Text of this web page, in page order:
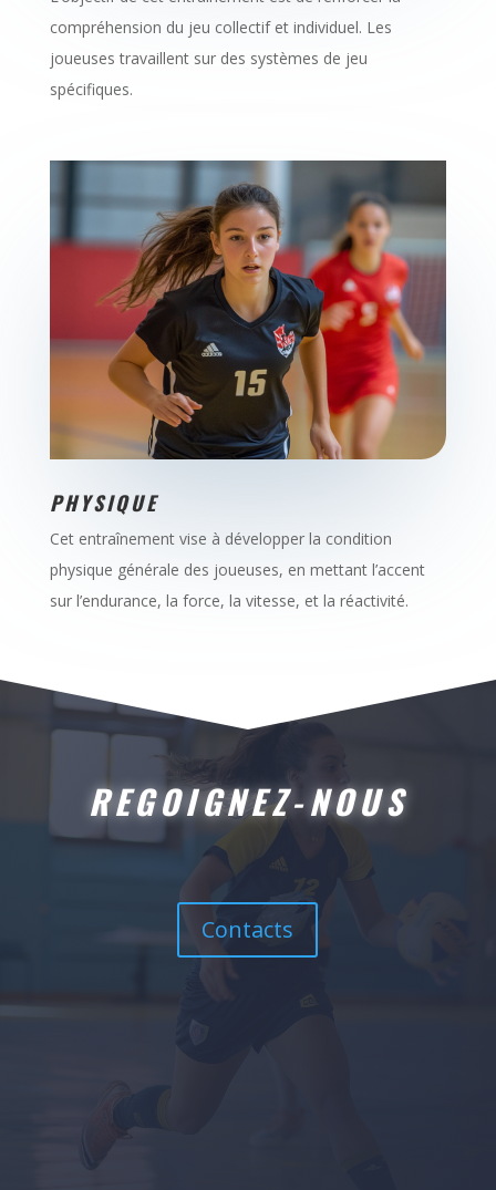
compréhension du jeu collectif et individuel. Les
joueuses travaillent sur des systèmes de jeu
spécifiques.
PHYSIQUE
Cet entraînement vise à développer la condition
physique générale des joueuses, en mettant l’accent
sur l’endurance, la force, la vitesse, et la réactivité.
REGOIGNEZ-NOUS
Contacts